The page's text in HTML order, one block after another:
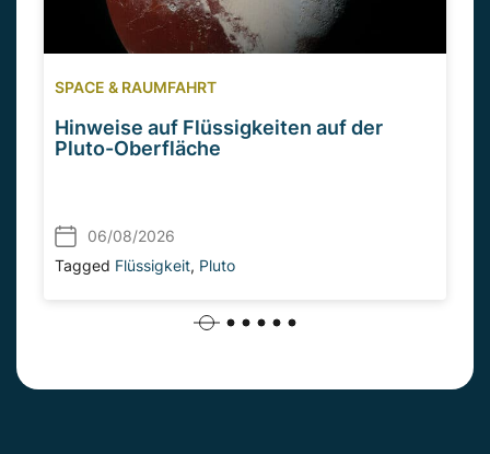
SPACE & RAUMFAHRT
Hinweise auf Flüssigkeiten auf der
Pluto-Oberfläche
06/08/2026
Tagged Flüssigkeit, Pluto